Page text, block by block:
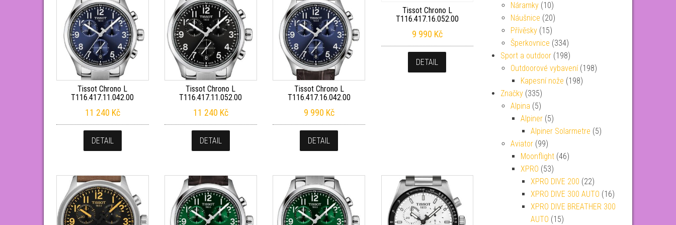
Tissot Chrono L
T116.417.11.042.00
11 240 Kč
DETAIL
Tissot Chrono L
T116.417.11.052.00
11 240 Kč
DETAIL
Tissot Chrono L
T116.417.16.042.00
9 990 Kč
DETAIL
Tissot Chrono L
T116.417.16.052.00
9 990 Kč
DETAIL
Náramky (10)
Náušnice (20)
Přívěsky (15)
Šperkovnice (334)
Sport a outdoor (198)
Outdoorové vybavení (198)
Kapesní nože (198)
Značky (335)
Alpina (5)
Alpiner (5)
Alpiner Solarmetre (5)
Aviator (99)
Moonflight (46)
XPRO (53)
XPRO DIVE 200 (22)
XPRO DIVE 300 AUTO (16)
XPRO DIVE BREATHER 300
AUTO (15)